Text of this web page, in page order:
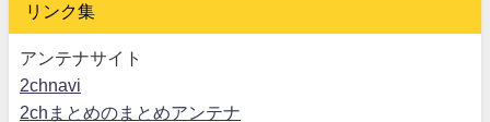
リンク集
アンテナサイト
2chnavi
2chまとめのまとめアンテナ